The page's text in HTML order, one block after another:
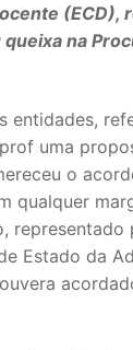
(ECD),
na
entidades,
uma
o
qualquer
Estado da